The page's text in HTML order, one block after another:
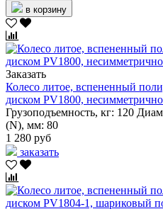
в корзину
Заказать
Колесо литое, вспененный
диском PV1800,
Грузоподъемность, кг: 120
(N), мм: 80
1 280 руб
заказать